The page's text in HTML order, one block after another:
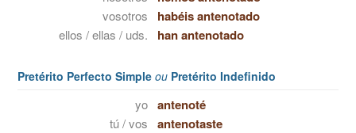
vosotros habéis antenotado
ellos / ellas / uds. han antenotado
Pretérito Perfecto Simple ou Pretérito Indefinido
yo antenoté
tú / vos antenotaste